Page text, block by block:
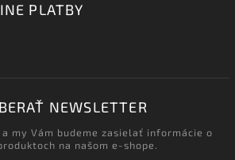
PLATBY
NEWSLETTER
my Vám budeme zasielať informácie o
na našom e-shope.